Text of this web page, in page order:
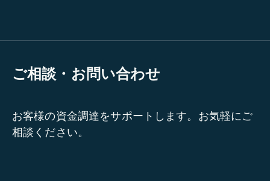
ご相談・お問い合わせ
お客様の資金調達をサポートします。お気軽にご
相談ください。